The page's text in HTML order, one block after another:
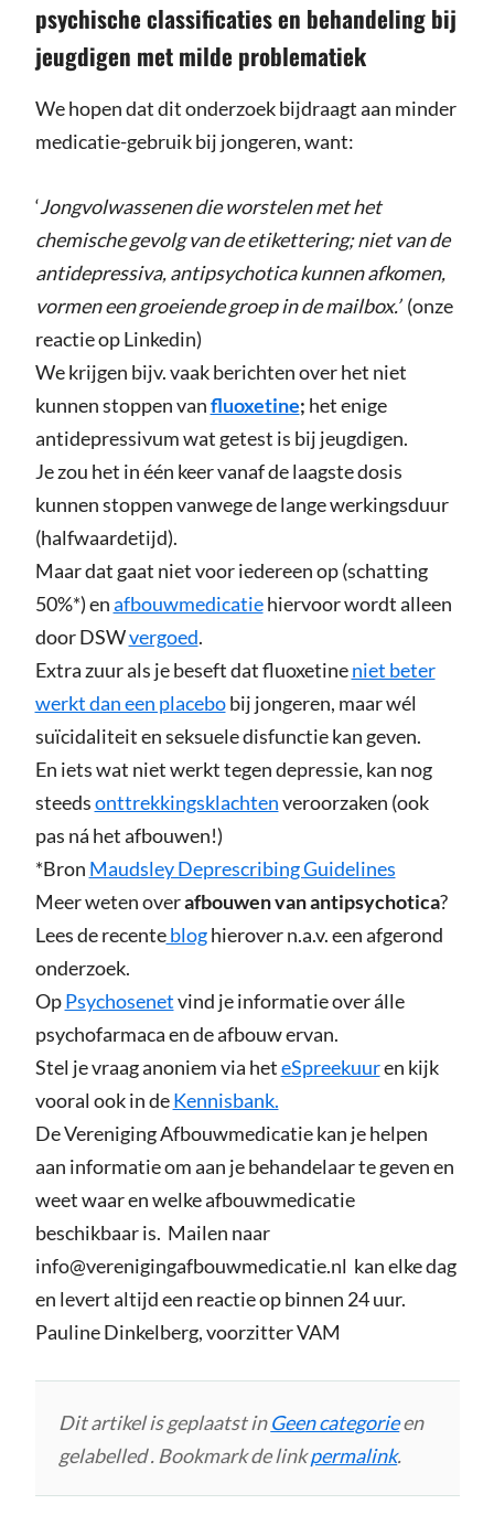
psychische classificaties en behandeling bij
jeugdigen met milde problematiek
We hopen dat dit onderzoek bijdraagt aan minder
medicatie-gebruik bij jongeren, want:
‘Jongvolwassenen die worstelen met het
chemische gevolg van de etikettering; niet van de
antidepressiva, antipsychotica kunnen afkomen,
vormen een groeiende groep in de mailbox.’ (onze
reactie op Linkedin)
We krijgen bijv. vaak berichten over het niet
kunnen stoppen vanfluoxetine; het enige
antidepressivum wat getest is bij jeugdigen.
Je zou het in één keer vanaf de laagste dosis
kunnen stoppen vanwege de lange werkingsduur
(halfwaardetijd).
Maar dat gaat niet voor iedereen op (schatting
50%*) enafbouwmedicatiehiervoor wordt alleen
door DSWvergoed.
Extra zuur als je beseft dat fluoxetineniet beter
werkt dan een placebobij jongeren, maar wél
suïcidaliteit en seksuele disfunctie kan geven.
En iets wat niet werkt tegen depressie, kan nog
steedsonttrekkingsklachtenveroorzaken (ook
pas ná het afbouwen!)
*Bron Maudsley Deprescribing Guidelines
Meer weten overafbouwen van antipsychotica?
Lees de recentebloghierover n.a.v. een afgerond
onderzoek.
OpPsychosenetvind je informatie over álle
psychofarmaca en de afbouw ervan.
Stel je vraag anoniem via heteSpreekuuren kijk
vooral ook in deKennisbank.
De Vereniging Afbouwmedicatie kan je helpen
aan informatie om aan je behandelaar te geven en
weet waar en welke afbouwmedicatie
beschikbaar is. Mailen naar
info@verenigingafbouwmedicatie.nl kan elke dag
en levert altijd een reactie op binnen 24 uur.
Pauline Dinkelberg, voorzitter VAM
Dit artikel is geplaatst inGeen categorieen
gelabelled . Bookmark de linkpermalink.